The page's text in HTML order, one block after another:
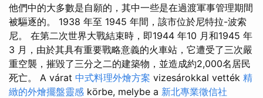
他們中的大多數是自願的，其中一些是在過渡軍事管理期間
被驅逐的。 1938 年至 1945 年間，該市位於尼特拉-波索
尼。 在第二次世界大戰結束時，即1944 年10 月和1945 年
3 月，由於其具有重要戰略意義的火車站，它遭受了三次嚴
重空襲，摧毀了三分之二的建築物，並造成約2,000名居民
死亡。 A várat 中式料理外燴方案 vizesárokkal vették 精
緻的外燴擺盤靈感 körbe, melybe a 新北專業徵信社